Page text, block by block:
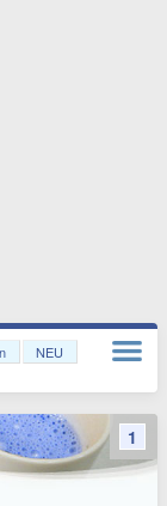
NEU
1